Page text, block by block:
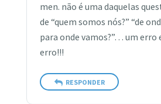
men. não é uma daquelas
de “quem somos nós?” “de
para onde vamos?”… um erro
erro!!!
RESPONDER